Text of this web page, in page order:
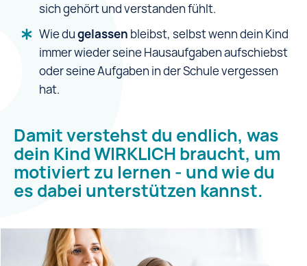
sich gehört und verstanden fühlt.
Wie dugelassen bleibst, selbst wenn dein Kind
immer wieder seine Hausaufgaben aufschiebst
oder seine Aufgaben in der Schule vergessen
hat.
Damit verstehst du endlich, was
dein Kind WIRKLICH braucht, um
motiviert zu lernen - und wie du
es dabei unterstützen kannst.